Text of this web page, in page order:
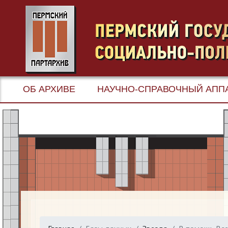
ОБ АРХИВЕ НАУЧНО-СПРАВОЧНЫЙ